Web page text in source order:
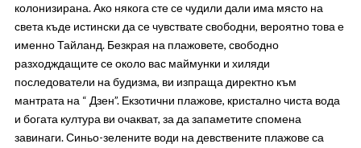
колонизирана. Ако някога сте се чудили дали има място на
света къде истински да се чувствате свободни, вероятно това е
именно Тайланд. Безкрая на плажовете, свободно
разходждащите се около вас маймунки и хиляди
последователи на будизма, ви изпраща директно към
мантрата на “ Дзен”. Екзотични плажове, кристално чиста вода
и богата култура ви очакват, за да запаметите спомена
завинаги. Синьо-зелените води на девствените плажове са